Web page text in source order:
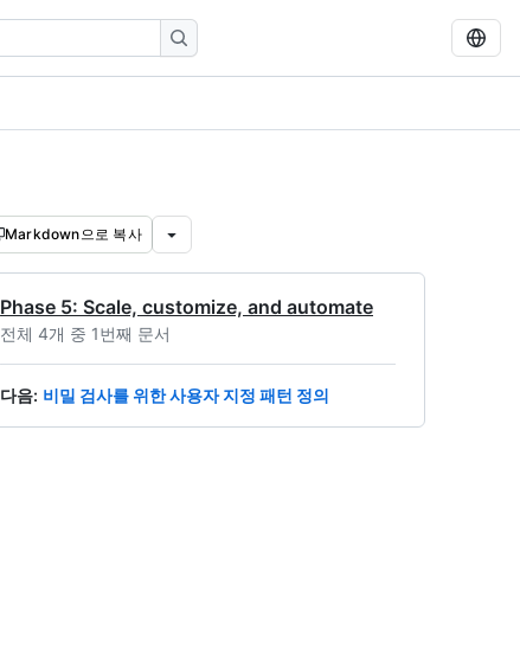
Markdown으로 복사
Phase 5: Scale, customize, and automate
전체 4개 중 1번째 문서
다음: 비밀 검사를 위한 사용자 지정 패턴 정의